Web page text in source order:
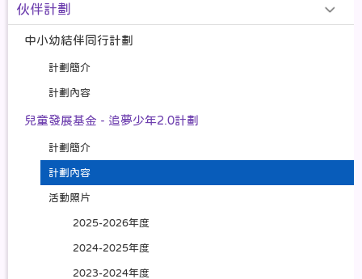
伙伴計劃
中小幼結伴同行計劃
計劃簡介
計劃內容
兒童發展基金 - 追夢少年2.0計劃
計劃簡介
計劃內容
活動照片
2025-2026年度
2024-2025年度
2023-2024年度